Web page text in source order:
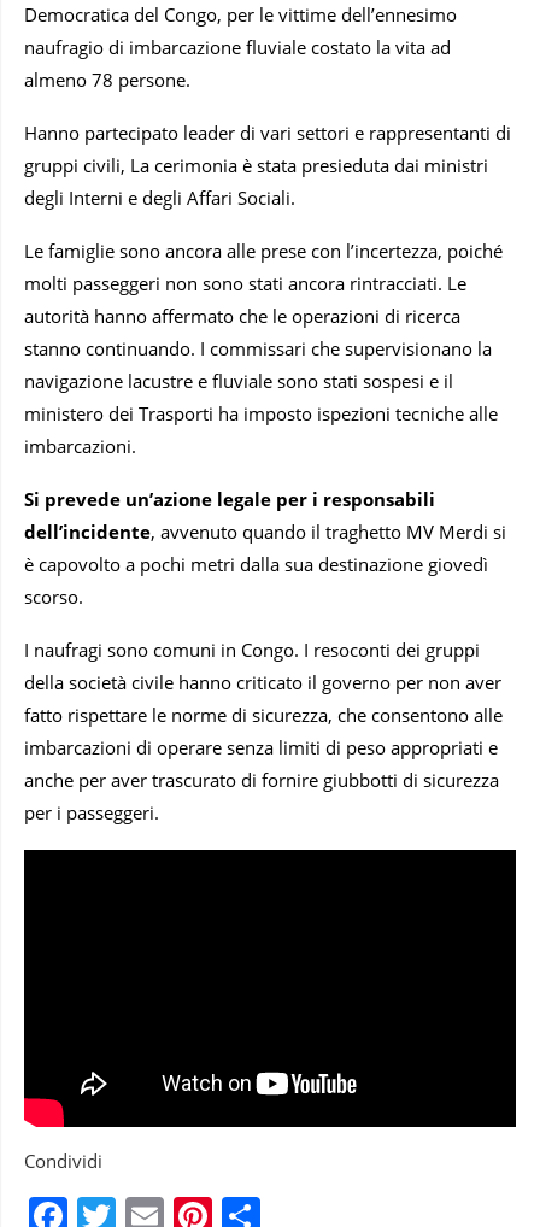
Democratica del Congo, per le vittime dell’ennesimo
naufragio di imbarcazione fluviale costato la vita ad
almeno 78 persone.
Hanno partecipato leader di vari settori e rappresentanti di
gruppi civili, La cerimonia è stata presieduta dai ministri
degli Interni e degli Affari Sociali.
Le famiglie sono ancora alle prese con l’incertezza, poiché
molti passeggeri non sono stati ancora rintracciati. Le
autorità hanno affermato che le operazioni di ricerca
stanno continuando. I commissari che supervisionano la
navigazione lacustre e fluviale sono stati sospesi e il
ministero dei Trasporti ha imposto ispezioni tecniche alle
imbarcazioni.
Si prevede un’azione legale per i responsabili
dell’incidente, avvenuto quando il traghetto MV Merdi si
è capovolto a pochi metri dalla sua destinazione giovedì
scorso.
I naufragi sono comuni in Congo. I resoconti dei gruppi
della società civile hanno criticato il governo per non aver
fatto rispettare le norme di sicurezza, che consentono alle
imbarcazioni di operare senza limiti di peso appropriati e
anche per aver trascurato di fornire giubbotti di sicurezza
per i passeggeri.
Condividi
Facebook
Twitter
EmailPinterest